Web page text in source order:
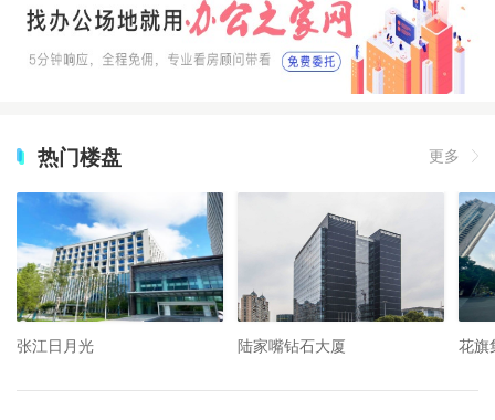
热门楼盘 更多
张江日月光 陆家嘴钻石大厦 花旗